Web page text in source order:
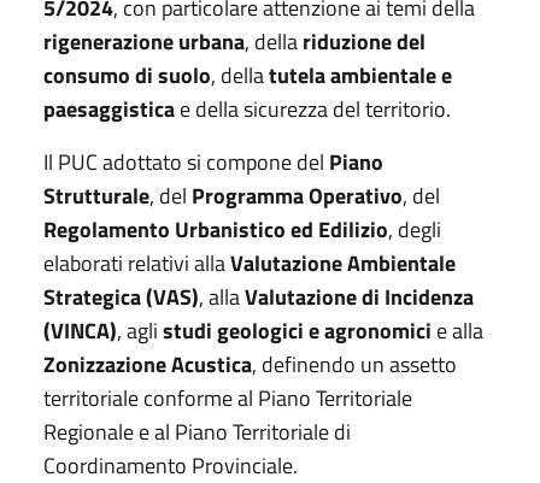
5/2024, con particolare attenzione ai temi della
rigenerazione urbana, dellariduzione del
consumo di suolo, dellatutela ambientale e
paesaggisticae della sicurezza del territorio.
Il PUC adottato si compone del Piano
Strutturale, del Programma Operativo, del
Regolamento Urbanistico ed Edilizio, degli
elaborati relativi allaValutazione Ambientale
Strategica (VAS), allaValutazione di Incidenza
(VINCA), aglistudi geologici e agronomici e alla
Zonizzazione Acustica, definendo un assetto
territoriale conforme al Piano Territoriale
Regionale e al Piano Territoriale di
Coordinamento Provinciale.